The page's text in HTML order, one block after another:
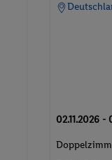
02.11.2026 -